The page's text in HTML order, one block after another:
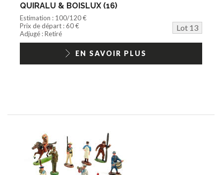
QUIRALU & BOISLUX (16)
Estimation : 100/120 €
Prix de départ : 60 €
Lot 13
Adjugé : Retiré
EN SAVOIR PLUS